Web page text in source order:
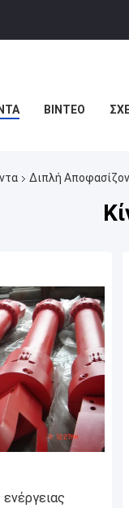
ΒΊΝΤΕΟ
Διπλή